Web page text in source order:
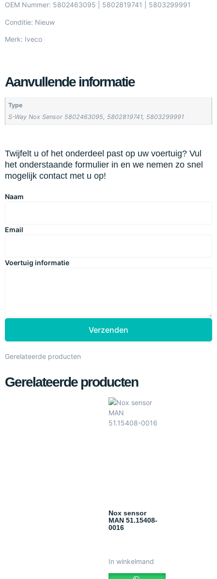
OEM Nummer: 5802463095 | 5802819741 | 5803299991
Conditie: Nieuw
Merk: Iveco
Aanvullende informatie
Type
S-Way Nox Sensor 5802463095, 5802819741, 5803299991
Twijfelt u of het onderdeel past op uw voertuig? Vul
het onderstaande formulier in en we nemen zo snel
mogelijk contact met u op!
Naam
Email
Voertuig informatie
Verzenden
Gerelateerde producten
Gerelateerde producten
Nox sensor
MAN 51.15408-
0016
In winkelmand